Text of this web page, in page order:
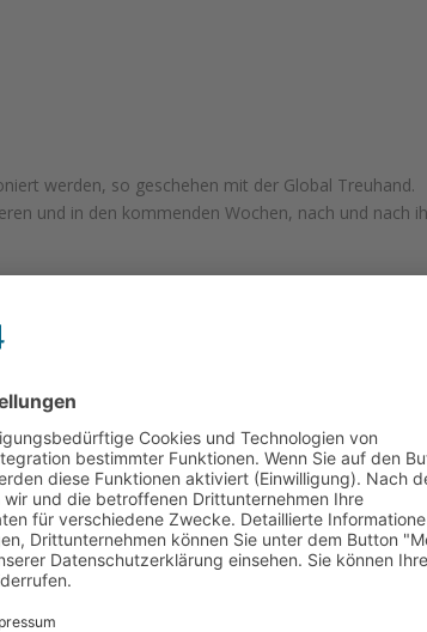
werden, so geschehen mit der Global Treuhand.
und in den kommenden Wochen, nach und nach
konnten wir uns zusammen mit der Firma URFELS.
wird neben einen neuem Auftritt seines